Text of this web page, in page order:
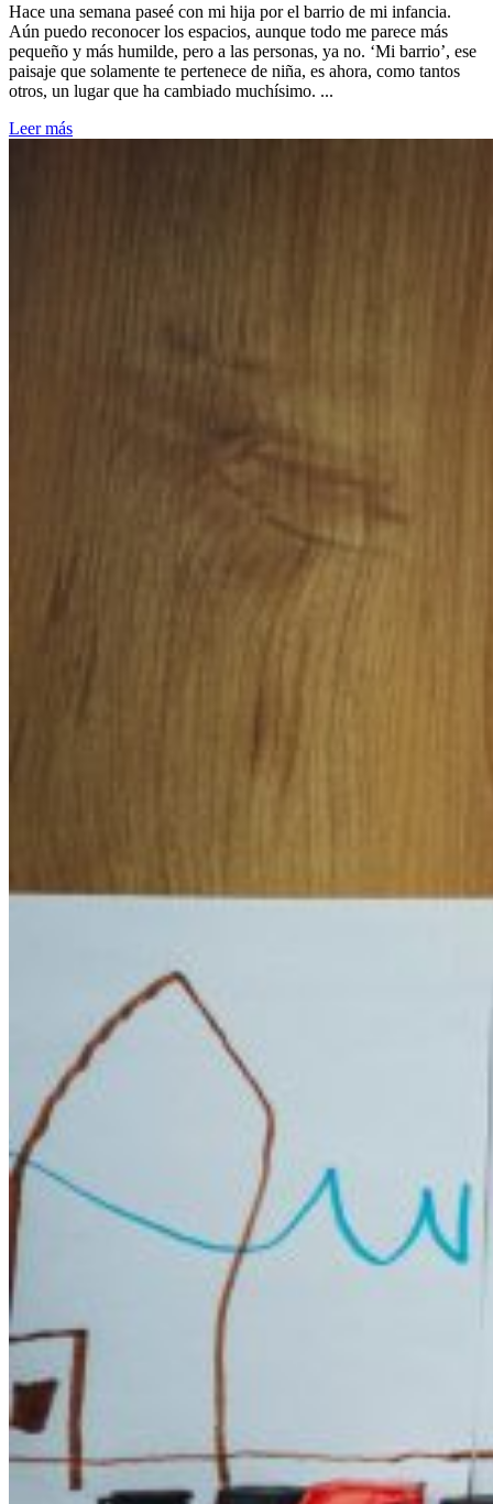
Hace una semana paseé con mi hija por el barrio de mi infancia.
Aún puedo reconocer los espacios, aunque todo me parece más
pequeño y más humilde, pero a las personas, ya no. ‘Mi barrio’, ese
paisaje que solamente te pertenece de niña, es ahora, como tantos
otros, un lugar que ha cambiado muchísimo. ...
Leer más